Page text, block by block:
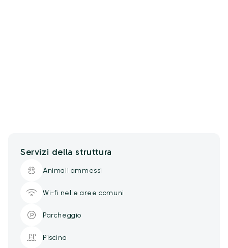
Servizi della struttura
Animali ammessi
Wi-fi nelle aree comuni
Parcheggio
Piscina